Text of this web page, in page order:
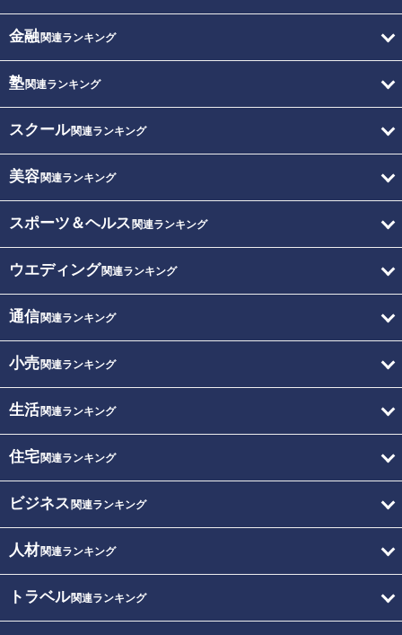
金融関連ランキング
塾関連ランキング
スクール関連ランキング
美容関連ランキング
スポーツ＆ヘルス 関連ランキング
ウエディング関連ランキング
通信関連ランキング
小売関連ランキング
生活関連ランキング
住宅関連ランキング
ビジネス 関連ランキング
人材関連ランキング
トラベル関連ランキング